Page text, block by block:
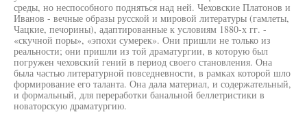
среды, но неспособного подняться над ней. Чеховские Платонов и
Иванов - вечные образы русской и мировой литературы (гамлеты,
Чацкие, печорины), адаптированные к условиям 1880-х гг. -
«скучной поры», «эпохи сумерек». Они пришли не только из
реальности; они пришли из той драматургии, в которую был
погружен чеховский гений в период своего становления. Она
была частью литературной повседневности, в рамках которой шло
формирование его таланта. Она дала материал, и содержательный,
и формальный, для переработки банальной беллетристики в
новаторскую драматургию.